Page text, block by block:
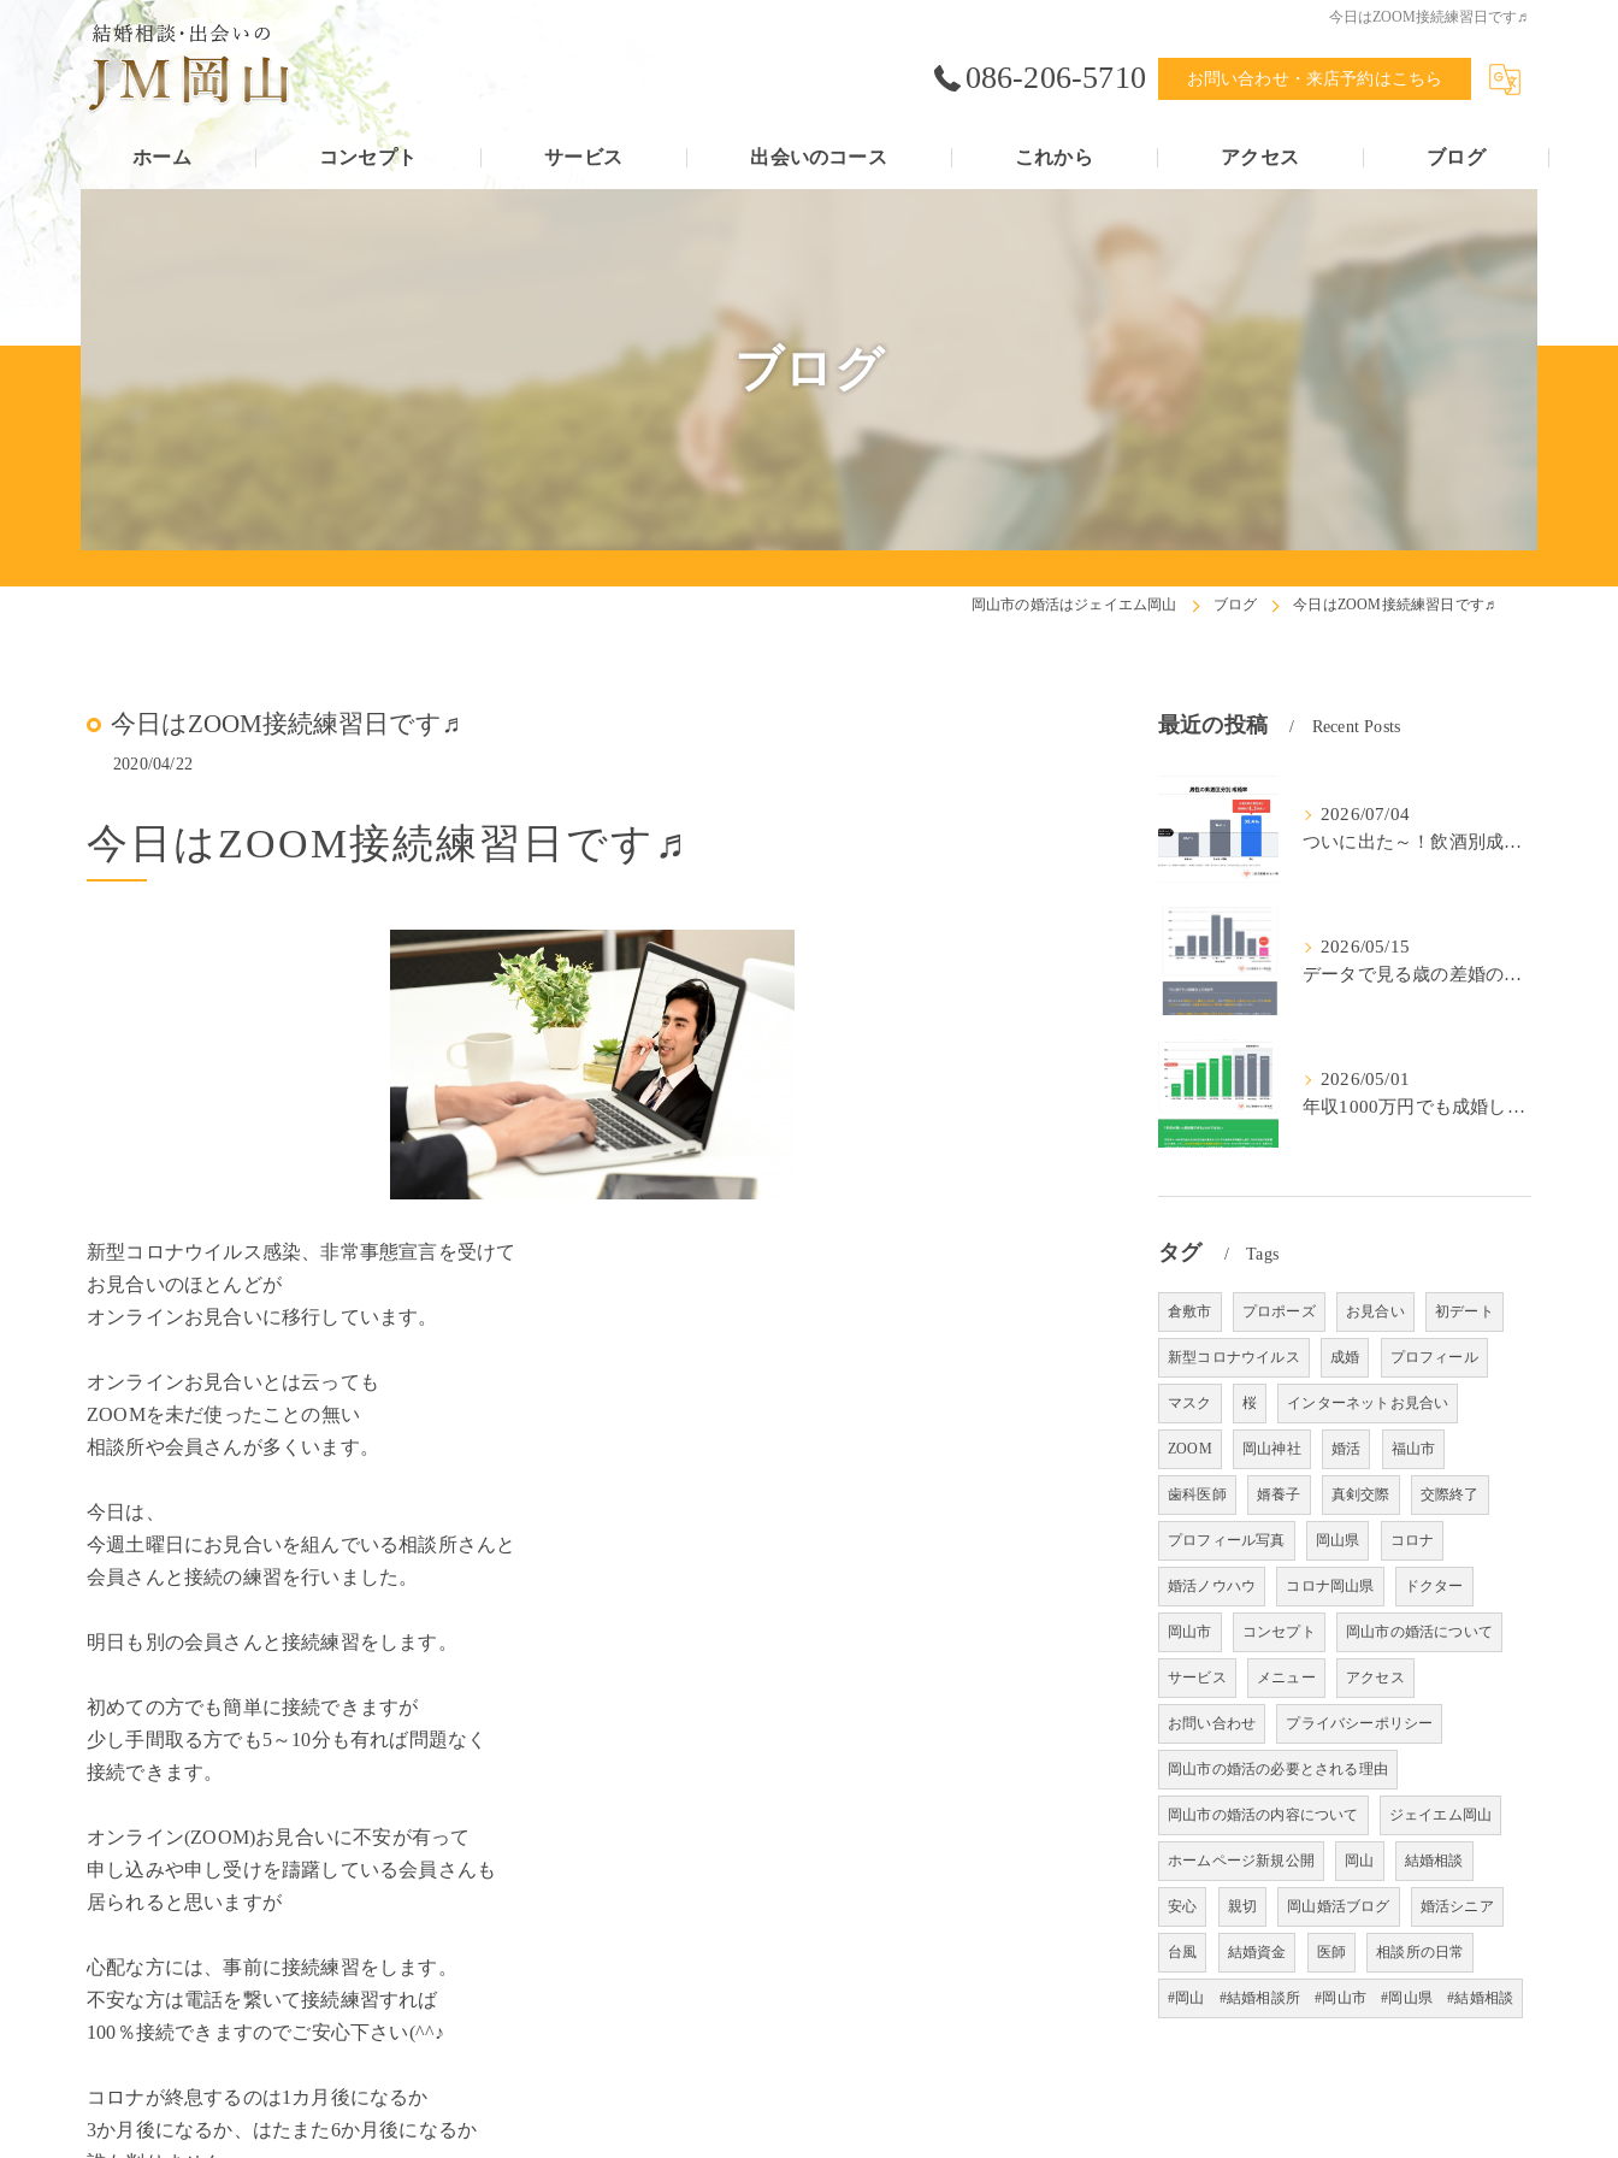
今日はZOOM接続練習日です♬
086-206-5710 お問い合わせ・来店予約はこちら
ホーム コンセプト サービス 出会いのコース これから アクセス ブログ
ブログ
岡山市の婚活はジェイエム岡山 ブログ 今日はZOOM接続練習日です♬
今日はZOOM接続練習日です♬
2020/04/22
今日はZOOM接続練習日です♬
新型コロナウイルス感染、非常事態宣言を受けて
お見合いのほとんどが
オンラインお見合いに移行しています。
オンラインお見合いとは云っても
ZOOMを未だ使ったことの無い
相談所や会員さんが多くいます。
今日は、
今週土曜日にお見合いを組んでいる相談所さんと
会員さんと接続の練習を行いました。
明日も別の会員さんと接続練習をします。
初めての方でも簡単に接続できますが
少し手間取る方でも5～10分も有れば問題なく
接続できます。
オンライン(ZOOM)お見合いに不安が有って
申し込みや申し受けを躊躇している会員さんも
居られると思いますが
心配な方には、事前に接続練習をします。
不安な方は電話を繋いて接続練習すれば
100％接続できますのでご安心下さい(^^♪
コロナが終息するのは1カ月後になるか
3か月後になるか、はたまた6か月後になるか
最近の投稿 Recent Posts
2026/07/04
ついに出た～！飲酒別成婚率(IBJ)！
2026/05/15
データで見る歳の差婚の確率の低さ。
2026/05/01
年収1000万円でも成婚しやすいとは限らない? 「年収帯別の成婚率」のリアル
タグ Tags
倉敷市 プロポーズ お見合い 初デート
新型コロナウイルス 成婚 プロフィール
マスク 桜 インターネットお見合い
ZOOM 岡山神社 婚活 福山市
歯科医師 婿養子 真剣交際 交際終了
プロフィール写真 岡山県 コロナ
婚活ノウハウ コロナ岡山県 ドクター
岡山市 コンセプト 岡山市の婚活について
サービス メニュー アクセス
お問い合わせ プライバシーポリシー
岡山市の婚活の必要とされる理由
岡山市の婚活の内容について ジェイエム岡山
ホームページ新規公開 岡山 結婚相談
安心 親切 岡山婚活ブログ 婚活シニア
台風 結婚資金 医師 相談所の日常
#岡山 #結婚相談所 #岡山市 #岡山県 #結婚相談